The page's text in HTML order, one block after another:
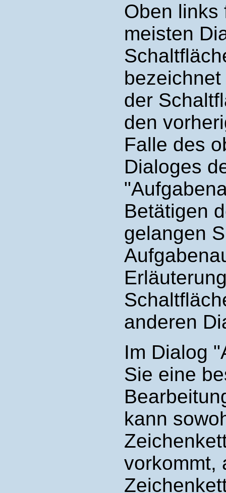
Oben links
meisten
der
den
Falle des
Dialoges
Betätigen
gelangen
anderen
Im Dialog
Sie eine
kann
vorkommt,